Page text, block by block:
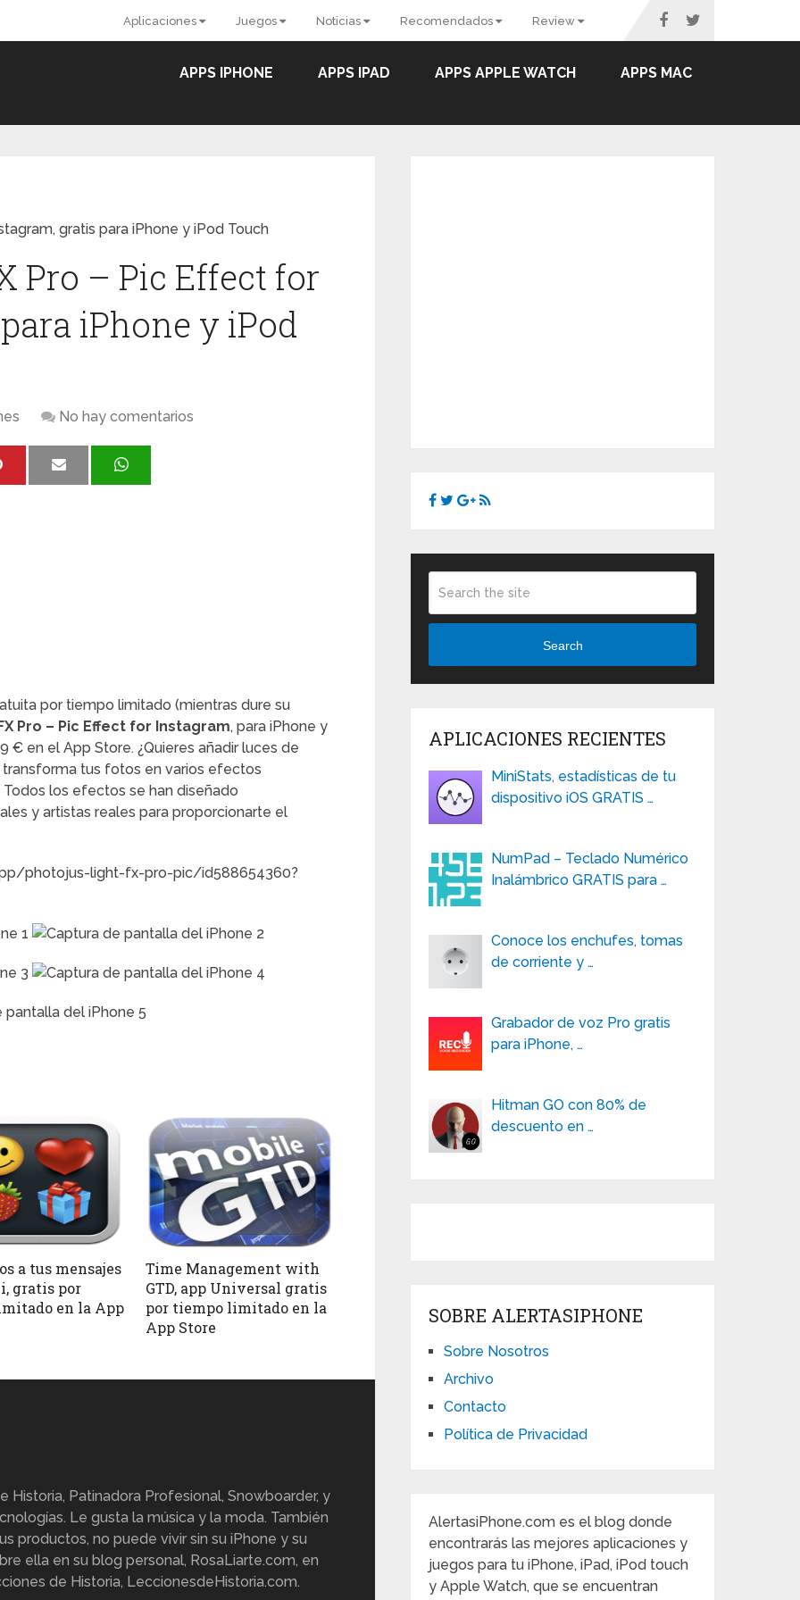
Aplicaciones Juegos Noticias Recomendados Review
APPS IPHONE APPS IPAD APPS APPLE WATCH APPS MAC
gratis para iPhone y iPod Touch
Pro – Pic Effect for
iPhone y iPod
No hay comentarios
por tiempo limitado (mientras dure su
Pro – Pic Effect for Instagram, para iPhone y
€ en el App Store. ¿Quieres añadir luces de
tus fotos en varios efectos
los efectos se han diseñado
y artistas reales para proporcionarte el
photojus-light-fx-pro-pic/id588654360?
a tus mensajes
gratis por
en la App
Time Management with
GTD, app Universal gratis
por tiempo limitado en la
App Store
Historia, Patinadora Profesional, Snowboarder, y
Le gusta la música y la moda. También
productos, no puede vivir sin su iPhone y su
ella en su blog personal, RosaLiarte.com, en
de Historia, LeccionesdeHistoria.com.
Search
APLICACIONES RECIENTES
MiniStats, estadísticas de tu
dispositivo iOS GRATIS …
NumPad – Teclado Numérico
Inalámbrico GRATIS para …
Conoce los enchufes, tomas
de corriente y …
Grabador de voz Pro gratis
para iPhone, …
Hitman GO con 80% de
descuento en …
SOBRE ALERTASIPHONE
Sobre Nosotros
Archivo
Contacto
Política de Privacidad
AlertasiPhone.com es el blog donde
encontrarás las mejores aplicaciones y
juegos para tu iPhone, iPad, iPod touch
y Apple Watch, que se encuentran